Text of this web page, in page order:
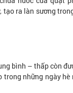
tạo ra làn sương
bình – thấp còn
những ngày hè